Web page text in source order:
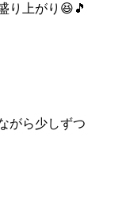
り上がり😆🎵
がら少しずつ